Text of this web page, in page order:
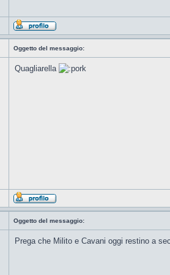
Oggetto del messaggio:
Quagliarella
Oggetto del messaggio:
Prega che Milito e Cavani oggi restino a